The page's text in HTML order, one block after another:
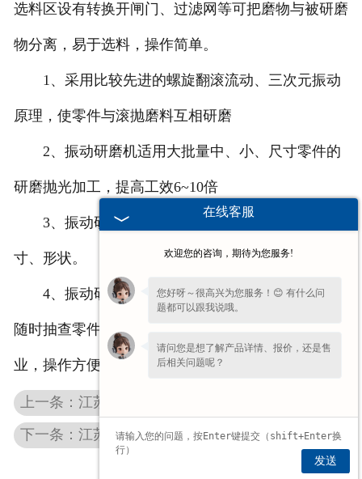
选料区设有转换开闸门、过滤网等可把磨物与被研磨
物分离，易于选料，操作简单。
1、采用比较先进的螺旋翻滚流动、三次元振动
原理，使零件与滚抛磨料互相研磨
2、振动研磨机适用大批量中、小、尺寸零件的
研磨抛光加工，提高工效6~10倍
3、振动研磨机加工过程不破坏零件的原有尺
寸、形状。
4、振动研磨机能一次可研磨处理大量的工件，
随时抽查零件的加工情况，实现自动化、无人化作
业，操作方便。
上一条：江苏双盘研磨机在抛光时需要注意哪些
下一条：江苏双盘研磨机怎样使用才能延长使用时间
在线客服
欢迎您的咨询，期待为您服务!
您好呀～很高兴为您服务！😊 有什么问
题都可以跟我说哦。
请问您是想了解产品详情、报价，还是售
后相关问题呢？
发送